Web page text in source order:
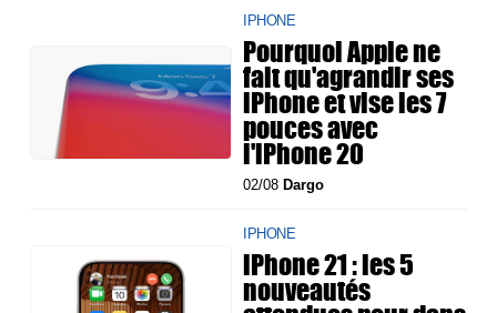
IPHONE
Pourquoi Apple ne
fait qu'agrandir ses
iPhone et vise les 7
pouces avec
l'iPhone 20
02/08Dargo
IPHONE
iPhone 21 : les 5
nouveautés